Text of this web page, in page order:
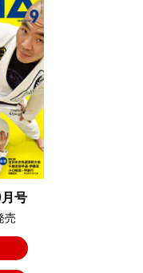
号
売